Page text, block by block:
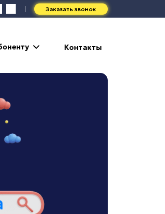
Заказать звонок
Контакты